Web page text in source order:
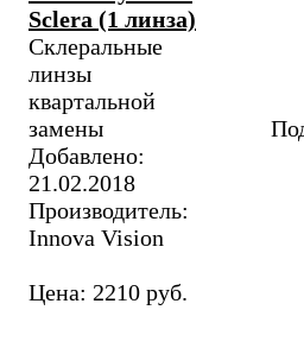
Sclera (1 линза)
Склеральные
линзы
квартальной
замены
Добавлено:
21.02.2018
Производитель:
Innova Vision
Цена: 2210 руб.